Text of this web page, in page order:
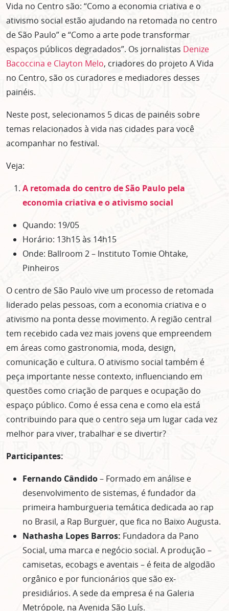
Vida no Centro são: “Como a economia criativa e o
ativismo social estão ajudando na retomada no centro
de São Paulo” e “Como a arte pode transformar
espaços públicos degradados”. Os jornalistas Denize
Bacoccina e Clayton Melo, criadores do projeto A Vida
no Centro, são os curadores e mediadores desses
painéis.
Neste post, selecionamos 5 dicas de painéis sobre
temas relacionados à vida nas cidades para você
acompanhar no festival.
Veja:
A retomada do centro de São Paulo pela
economia criativa e o ativismo social
Quando: 19/05
Horário: 13h15 às 14h15
Onde: Ballroom 2 – Instituto Tomie Ohtake,
Pinheiros
O centro de São Paulo vive um processo de retomada
liderado pelas pessoas, com a economia criativa e o
ativismo na ponta desse movimento. A região central
tem recebido cada vez mais jovens que empreendem
em áreas como gastronomia, moda, design,
comunicação e cultura. O ativismo social também é
peça importante nesse contexto, influenciando em
questões como criação de parques e ocupação do
espaço público. Como é essa cena e como ela está
contribuindo para que o centro seja um lugar cada vez
melhor para viver, trabalhar e se divertir?
Participantes:
Fernando Cândido– Formado em análise e
desenvolvimento de sistemas, é fundador da
primeira hamburgueria temática dedicada ao rap
no Brasil, a Rap Burguer, que fica no Baixo Augusta.
Nathasha Lopes Barros: Fundadora da Pano
Social, uma marca e negócio social. A produção –
camisetas, ecobags e aventais – é feita de algodão
orgânico e por funcionários que são ex-
presidiários. A sede da empresa é na Galeria
Metrópole, na Avenida São Luís.